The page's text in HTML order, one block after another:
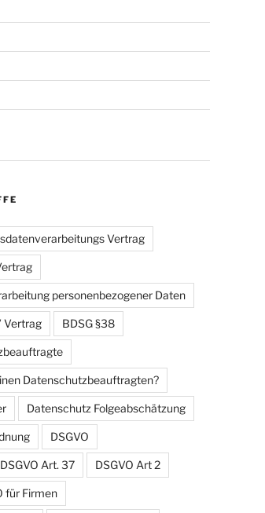
Vertrag
personenbezogener Daten
Vertrag BDSG §38
Datenschutzbeauftragten?
Datenschutz Folgeabschätzung
DSGVO
DSGVO Art. 37 DSGVO Art 2
für Firmen